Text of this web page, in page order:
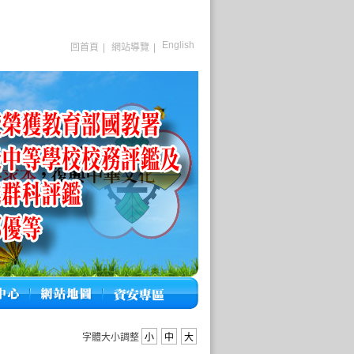
回首頁 網站導覽 English
字體大小調整 小 中 大